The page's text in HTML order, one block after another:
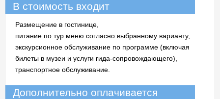
В стоимость входит
Размещение в гостинице,
питание по тур меню согласно выбранному варианту,
экскурсионное обслуживание по программе (включая
билеты в музеи и услуги гида-сопровождающего),
транспортное обслуживание.
Дополнительно оплачивается